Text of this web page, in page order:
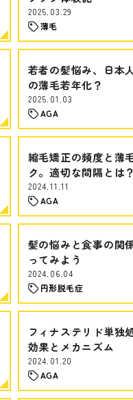
2025.03.29
薄毛
若者の髪悩み、日本
の薄毛若年化？
2025.01.03
AGA
縮毛矯正の頻度と薄
ク。適切な間隔とは？
2024.11.11
AGA
髪の悩みと食事の関
ってみよう
2024.06.04
円形脱毛症
フィナステリド単独
効果とメカニズム
2024.01.20
AGA